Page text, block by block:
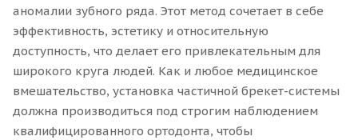
аномалии зубного ряда. Этот метод сочетает в себе
эффективность, эстетику и относительную
доступность, что делает его привлекательным для
широкого круга людей. Как и любое медицинское
вмешательство, установка частичной брекет-системы
должна производиться под строгим наблюдением
квалифицированного ортодонта, чтобы